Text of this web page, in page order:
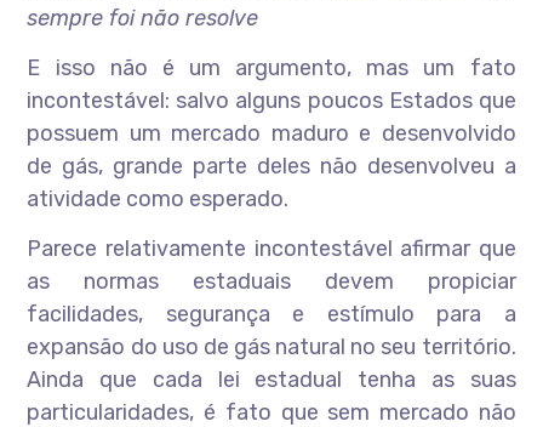
sempre foi não resolve
E isso não é um argumento, mas um fato
incontestável: salvo alguns poucos Estados que
possuem um mercado maduro e desenvolvido
de gás, grande parte deles não desenvolveu a
atividade como esperado.
Parece relativamente incontestável afirmar que
as normas estaduais devem propiciar
facilidades, segurança e estímulo para a
expansão do uso de gás natural no seu território.
Ainda que cada lei estadual tenha as suas
particularidades, é fato que sem mercado não